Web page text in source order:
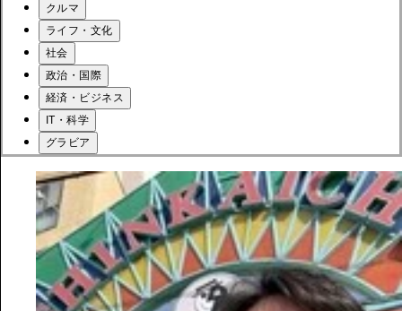
クルマ
ライフ・文化
社会
政治・国際
経済・ビジネス
IT・科学
グラビア